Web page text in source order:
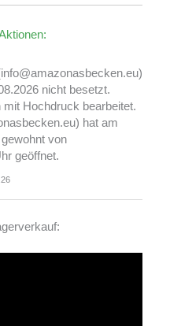
nicht besetzt.
Hochdruck bearbeitet.
hat am
von
geöffnet.